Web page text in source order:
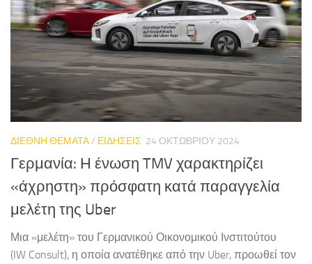
ΔΙΕΘΝΗ ΘΕΜΑΤΑ/ ΕΙΔΗΣΕΙΣ 24 ΟΚΤΩΒΡΊΟΥ 2024
Γερμανία: Η ένωση TMV χαρακτηρίζει
«άχρηστη» πρόσφατη κατά παραγγελία
μελέτη της Uber
Μια «μελέτη» του Γερμανικού Οικονομικού Ινστιτούτου
(IW Consult), η οποία ανατέθηκε από την Uber, προωθεί τον